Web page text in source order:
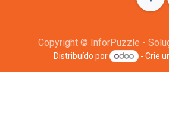
Copyright © InforPuzzle -
Distribuído por - Crie